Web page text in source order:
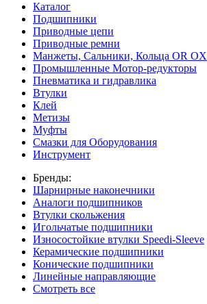
Каталог
Подшипники
Приводные цепи
Приводные ремни
Манжеты, Сальники, Кольца OR OX
Промышленные Мотор-редукторы
Пневматика и гидравлика
Втулки
Клей
Метизы
Муфты
Смазки для Оборудования
Инструмент
Бренды:
Шарнирные наконечники
Аналоги подшипников
Втулки скольжения
Игольчатые подшипники
Износостойкие втулки Speedi-Sleeve
Керамические подшипники
Конические подшипники
Линейные направляющие
Смотреть все